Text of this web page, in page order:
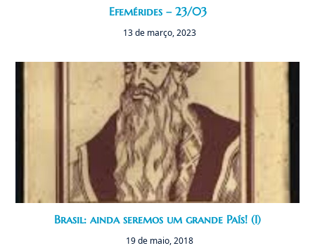
Efemérides – 23/03
13 de março, 2023
Brasil: ainda seremos um grande País! (I)
19 de maio, 2018